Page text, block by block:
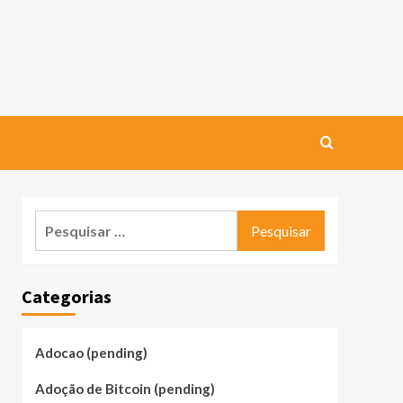
Categorias
Adocao (pending)
Adoção de Bitcoin (pending)